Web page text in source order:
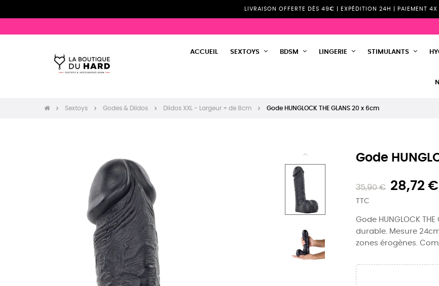
LIVRAISON OFFERTE DÈS 49€ | EXPÉDITION 24H | PAIEMENT 4X
ACCUEIL SEXTOYS BDSM LINGERIE STIMULANTS
Sextoys Godes & Dildos Dildos XXL - Largeur + de 8cm Gode HUNGLOCK THE GLANS 20 x 6cm
Gode
35,90 € 28,72 €
TTC
Gode HUNGLOCK
durable. Mesure
zones érogènes.